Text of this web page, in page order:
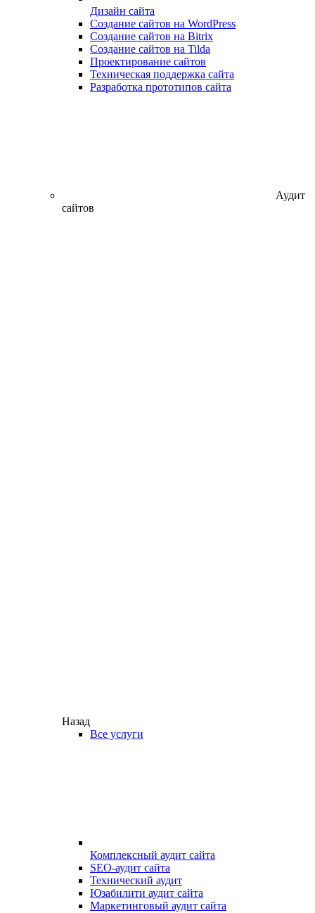
Дизайн сайта
Создание сайтов на WordPress
Создание сайтов на Bitrix
Создание сайтов на Tilda
Проектирование сайтов
Техническая поддержка сайта
Разработка прототипов сайта
Аудит
сайтов
Назад
Все услуги
Комплексный аудит сайта
SEO-аудит сайта
Технический аудит
Юзабилити аудит сайта
Маркетинговый аудит сайта